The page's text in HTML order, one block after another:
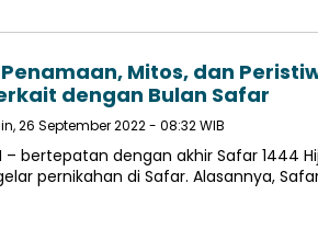
Mitos, dan
dengan Bulan Safar
26 September 2022 - 08:32 WIB
– bertepatan dengan akhir Safar
pernikahan di Safar. Alasannya,